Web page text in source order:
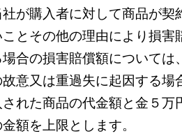
Notre Maison
メについて ブラン
社が購入者に対して商品が契
ことその他の理由により損害
場合の損害賠償額については
意又は重過失に起因する場
された商品の代金額と金５万
額を上限とします。